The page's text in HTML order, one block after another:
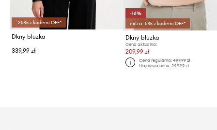
-25% z kodem: OFF*
Dkny bluzka
339,99 zł
-16%
extra -5% z kodem: OFF*
Dkny bluzka
Cena aktualna:
209,99 zł
Cena regularna: 499,99 zł
Najniższa cena: 249,99 zł